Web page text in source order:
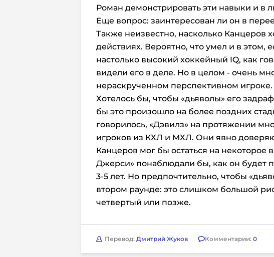
Роман демонстрировать эти навыки и в
Еще вопрос: заинтересован ли он в
Также неизвестно, насколько Канцеров
действиях. Вероятно, что умел и в этом,
настолько высокий хоккейный IQ, как
видели его в деле. Но в целом - очень
нераскрученном перспективном игроке.
Хотелось бы, чтобы «дьяволы» его
бы это произошло на более поздних
говорилось, «Дэвилз» на протяжении
игроков из КХЛ и МХЛ. Они явно
Канцеров мог бы остаться на некоторое
Джерси» понаблюдали бы, как он будет
3-5 лет. Но предпочтительно, чтобы
втором раунде: это слишком большой
четвертый или позже.
Перевод: Дмитрий Жуков Комментарии: 0